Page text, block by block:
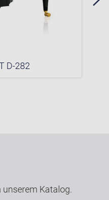
D-282
unserem Katalog.